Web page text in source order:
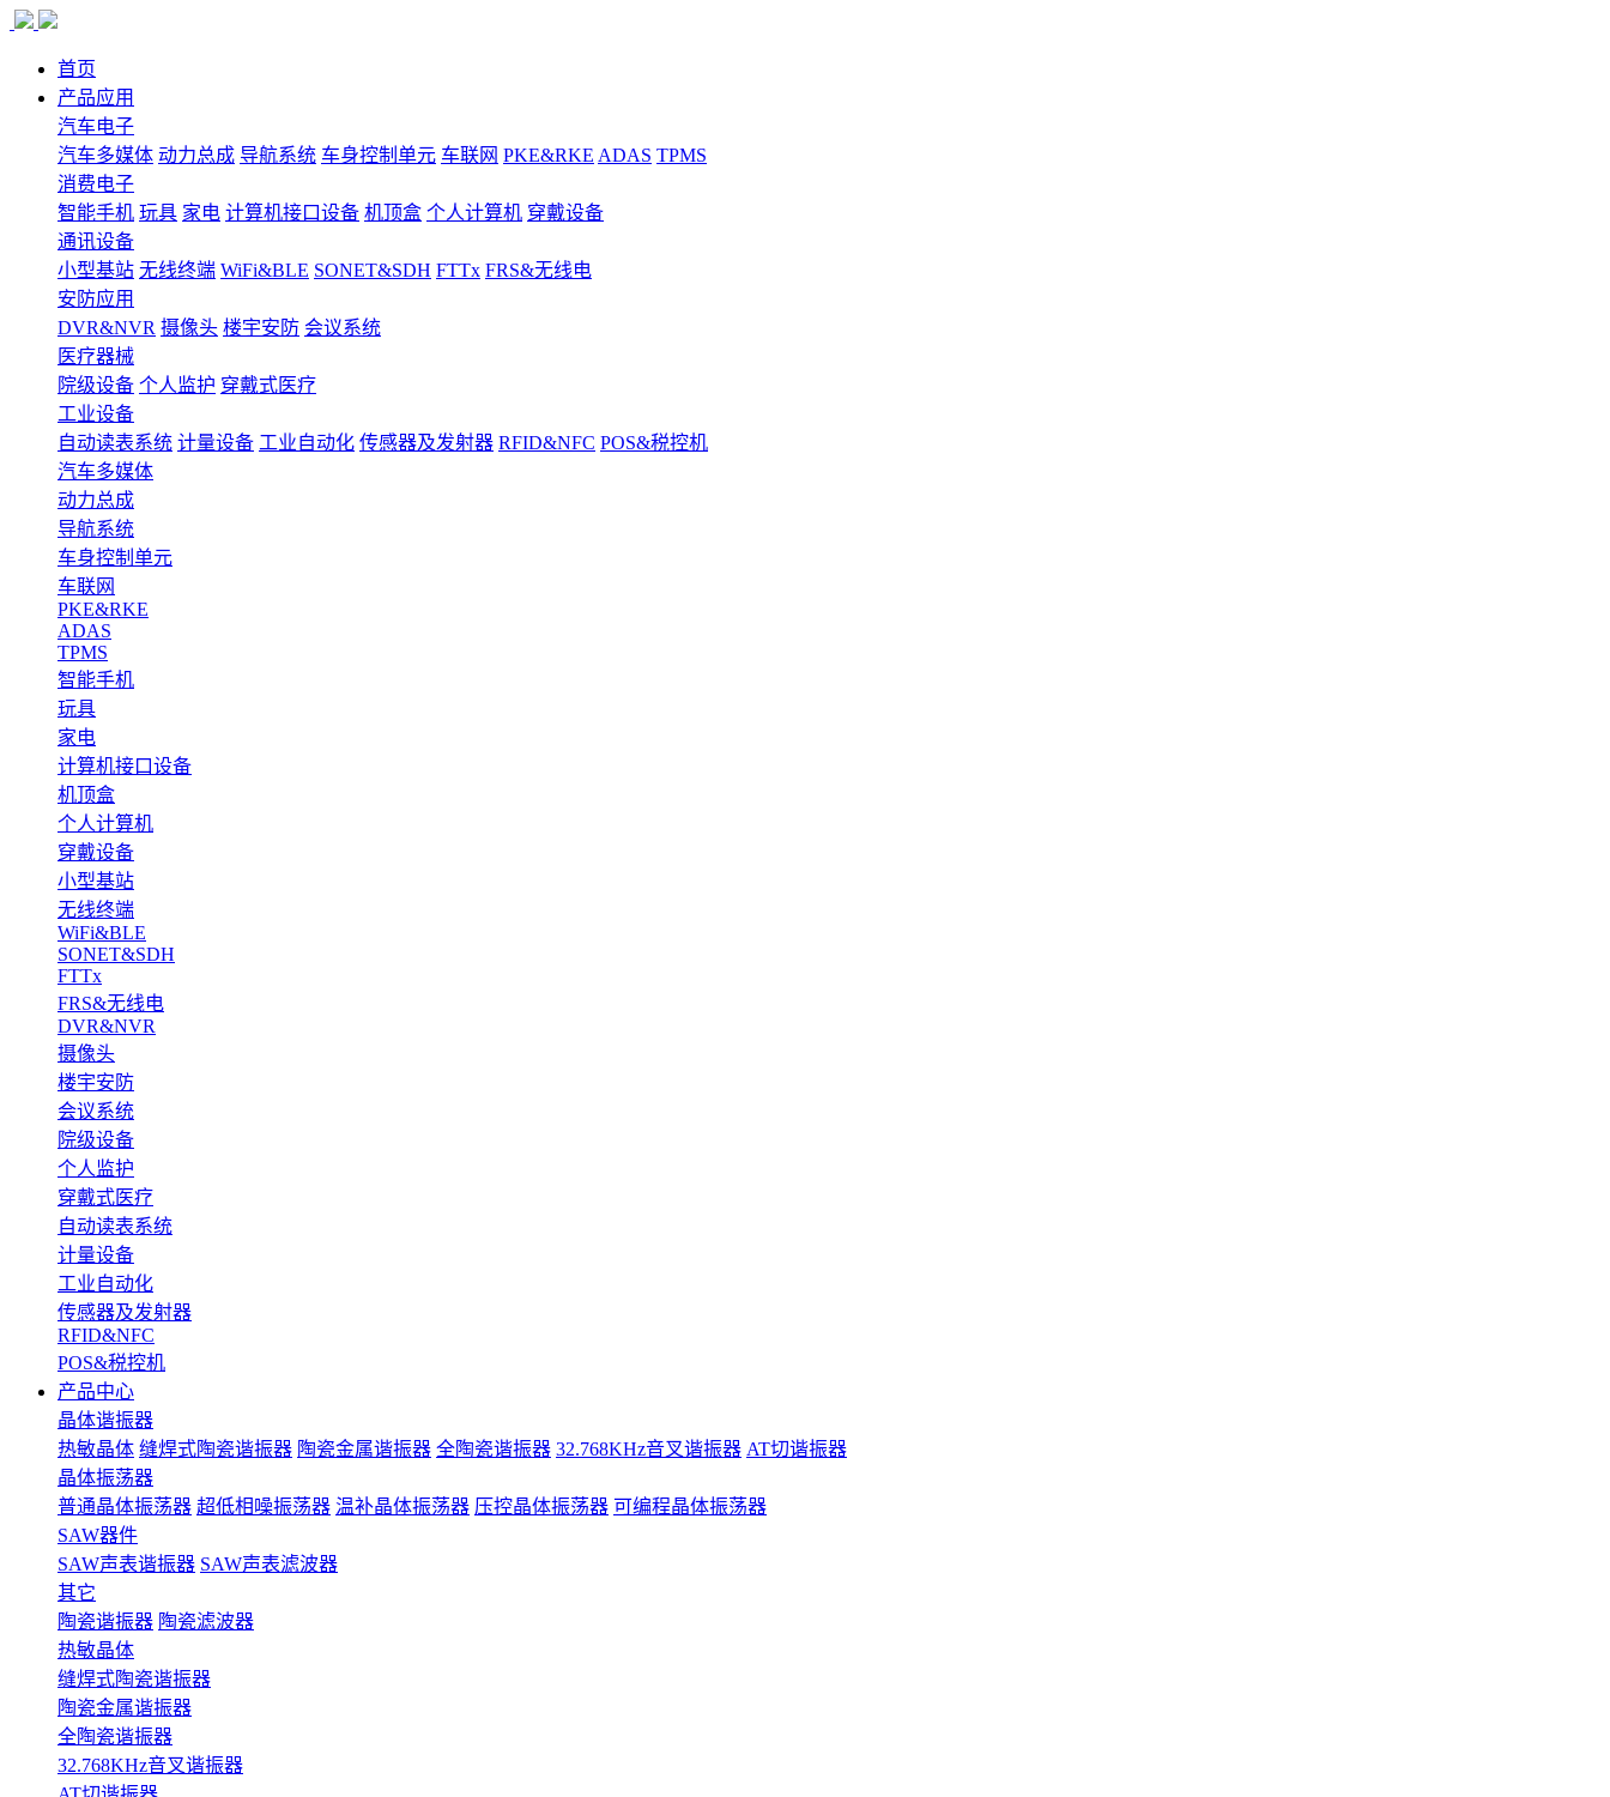
首页
产品应用
汽车电子
汽车多媒体 动力总成 导航系统 车身控制单元 车联网 PKE&RKE ADAS TPMS
消费电子
智能手机 玩具 家电 计算机接口设备 机顶盒 个人计算机 穿戴设备
通讯设备
小型基站 无线终端 WiFi&BLE SONET&SDH FTTx FRS&无线电
安防应用
DVR&NVR 摄像头 楼宇安防 会议系统
医疗器械
院级设备 个人监护 穿戴式医疗
工业设备
自动读表系统 计量设备 工业自动化 传感器及发射器 RFID&NFC POS&税控机
汽车多媒体
动力总成
导航系统
车身控制单元
车联网
PKE&RKE
ADAS
TPMS
智能手机
玩具
家电
计算机接口设备
机顶盒
个人计算机
穿戴设备
小型基站
无线终端
WiFi&BLE
SONET&SDH
FTTx
FRS&无线电
DVR&NVR
摄像头
楼宇安防
会议系统
院级设备
个人监护
穿戴式医疗
自动读表系统
计量设备
工业自动化
传感器及发射器
RFID&NFC
POS&税控机
产品中心
晶体谐振器
热敏晶体 缝焊式陶瓷谐振器 陶瓷金属谐振器 全陶瓷谐振器 32.768KHz音叉谐振器 AT切谐振器
晶体振荡器
普通晶体振荡器 超低相噪振荡器 温补晶体振荡器 压控晶体振荡器 可编程晶体振荡器
SAW器件
SAW声表谐振器 SAW声表滤波器
其它
陶瓷谐振器 陶瓷滤波器
热敏晶体
缝焊式陶瓷谐振器
陶瓷金属谐振器
全陶瓷谐振器
32.768KHz音叉谐振器